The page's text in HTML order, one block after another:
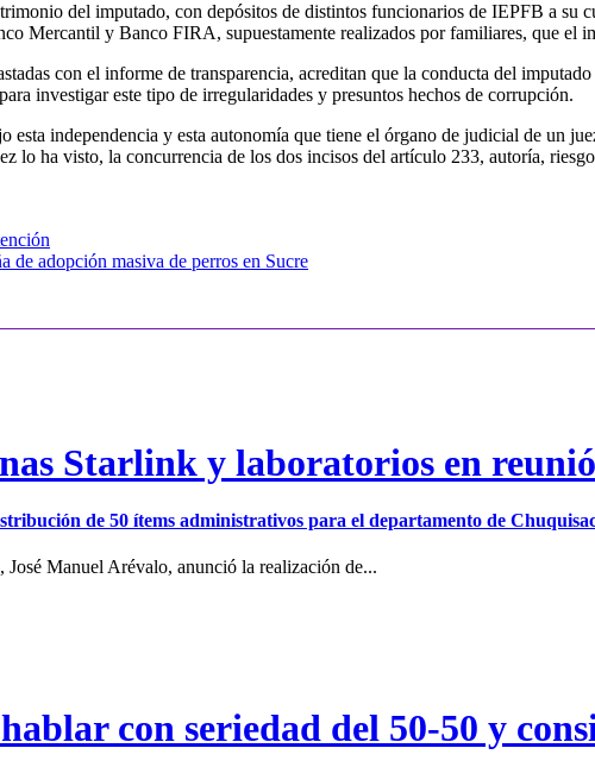
del imputado, con depósitos de distintos funcionarios de IEPFB a su
Mercantil y Banco FIRA, supuestamente realizados por familiares, que el
con el informe de transparencia, acreditan que la conducta del
investigar este tipo de irregularidades y presuntos hechos de corrupción.
independencia y esta autonomía que tiene el órgano de judicial de un
lo ha visto, la concurrencia de los dos incisos del artículo 233, autoría,
de adopción masiva de perros en Sucre
Starlink y laboratorios en
de 50 ítems administrativos para el departamento de
Manuel Arévalo, anunció la realización de...
con seriedad del 50-50 y